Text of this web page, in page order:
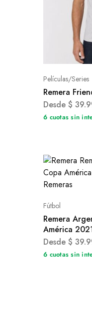
Películas/Series
Remera
Desde $
6 cuotas sin
Fútbol
Remera
América
Desde $
6 cuotas sin